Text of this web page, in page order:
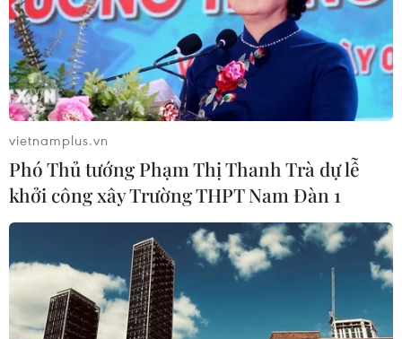
Tuyên Quang Thái Nguyên
Yên Bái
Điện Biên
CƠN BÃO SỐ 3 (SIÊU BÃO YAGI)
SEA Games 33: Đội tuyển Vật
Việt Nam khẳng định vị trí số một khu vực
Trên 500.000 USD hỗ trợ các hộ dân ở Lào Cai
vietnamplus.vn
Phó Thủ tướng Phạm Thị Thanh Trà dự lễ
khởi công xây Trường THPT Nam Đàn 1